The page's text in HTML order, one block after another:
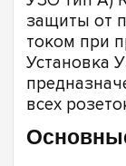
защиты от
током при
Установка
всех